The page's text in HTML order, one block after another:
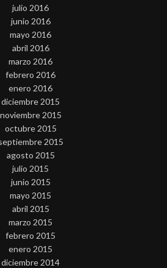
julio 2016
junio 2016
mayo 2016
abril 2016
marzo 2016
febrero 2016
enero 2016
diciembre 2015
noviembre 2015
octubre 2015
2015
agosto 2015
julio 2015
junio 2015
mayo 2015
abril 2015
marzo 2015
febrero 2015
enero 2015
diciembre 2014